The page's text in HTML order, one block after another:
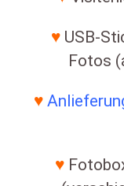
♥ USB-
Fotos
♥
♥